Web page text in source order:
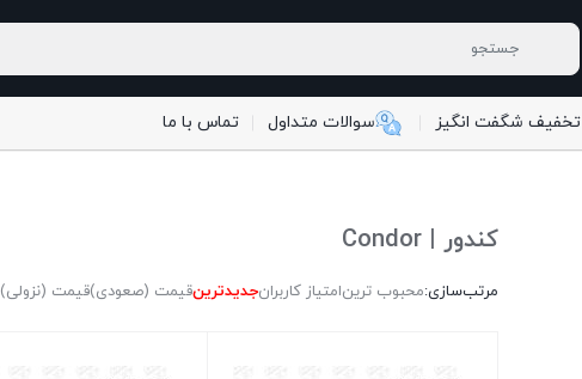
تخفیف شگفت انگیز سوالات متداول تماس با ما
کندور | Condor
مرتب‌سازی:محبوب ترینامتیاز کاربرانجدیدترینقیمت (صعودی)قیمت (نزولی)